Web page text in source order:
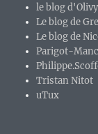
sauve le
le blog
Le blog de
Le blog de
Parigot-
Tristan Nitot
uTux